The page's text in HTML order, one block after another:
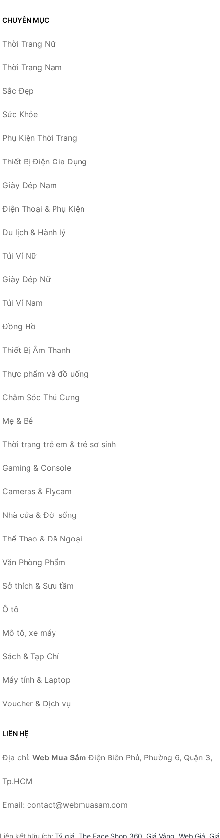
CHUYÊN MỤC
Thời Trang Nữ
Thời Trang Nam
Sắc Đẹp
Sức Khỏe
Phụ Kiện Thời Trang
Thiết Bị Điện Gia Dụng
Giày Dép Nam
Điện Thoại & Phụ Kiện
Du lịch & Hành lý
Túi Ví Nữ
Giày Dép Nữ
Túi Ví Nam
Đồng Hồ
Thiết Bị Âm Thanh
Thực phẩm và đồ uống
Chăm Sóc Thú Cưng
Mẹ & Bé
Thời trang trẻ em & trẻ sơ sinh
Gaming & Console
Cameras & Flycam
Nhà cửa & Đời sống
Thể Thao & Dã Ngoại
Văn Phòng Phẩm
Sở thích & Sưu tầm
Ô tô
Mô tô, xe máy
Sách & Tạp Chí
Máy tính & Laptop
Voucher & Dịch vụ
LIÊN HỆ
Địa chỉ: Web Mua Sắm Điện Biên Phủ, Phường 6, Quận 3,
Tp.HCM
Email: contact@webmuasam.com
Liên kết hữu ích: Tỷ giá, The Face Shop 360, Giá Vàng, Web Giá, Giá